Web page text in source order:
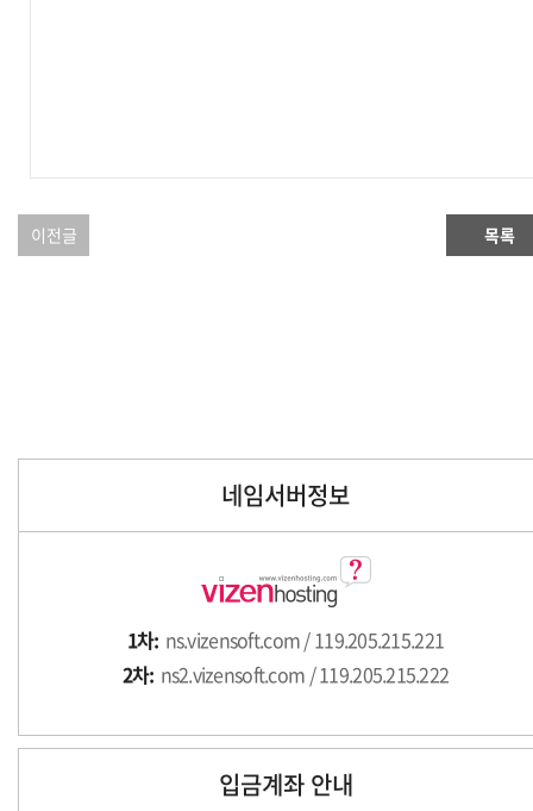
이전글 목록
네임서버정보
1차: ns.vizensoft.com / 119.205.215.221
2차: ns2.vizensoft.com / 119.205.215.222
입금계좌 안내